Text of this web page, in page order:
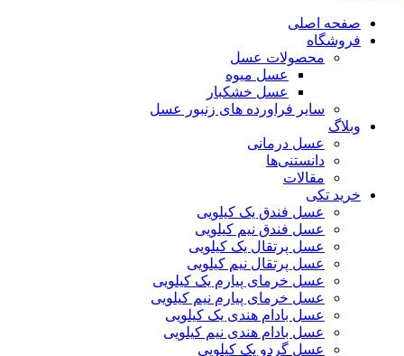
صفحه اصلی
فروشگاه
محصولات عسل
عسل میوه
عسل خشکبار
سایر فراورده های زنبور عسل
وبلاگ
عسل درمانی
دانستنی‌ها
مقالات
خرید تکی
عسل فندق یک کیلویی
عسل فندق نیم کیلویی
عسل پرتقال یک کیلویی
عسل پرتقال نیم کیلویی
عسل خرمای پیارم یک کیلویی
عسل خرمای پیارم نیم کیلویی
عسل بادام هندی یک کیلویی
عسل بادام هندی نیم کیلویی
عسل گردو یک کیلویی